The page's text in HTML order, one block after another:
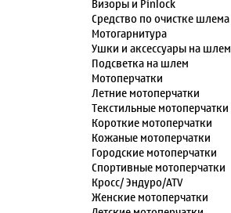
Визоры и Pinlock
Средство по очистке шлема
Мотогарнитура
Ушки и аксессуары на шлем
Подсветка на шлем
Мотоперчатки
Летние мотоперчатки
Текстильные мотоперчатки
Короткие мотоперчатки
Кожаные мотоперчатки
Городские мотоперчатки
Спортивные мотоперчатки
Кросс/ Эндуро/ATV
Женские мотоперчатки